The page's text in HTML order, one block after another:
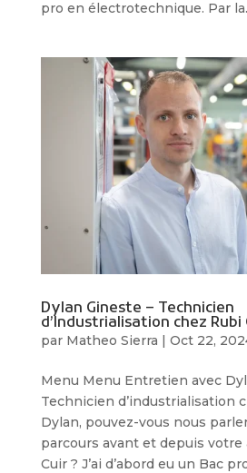
pro en électrotechnique. Par
Dylan Gineste – Technicien
d’Industrialisation chez Rubi
par Matheo Sierra | Oct 22,
Menu Menu Entretien avec
Technicien d’industrialisation
Dylan, pouvez-vous nous
parcours avant et depuis votre
Cuir ? J’ai d’abord eu un Bac